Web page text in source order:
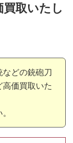
取いたし
どの銃砲刀
価買取いた